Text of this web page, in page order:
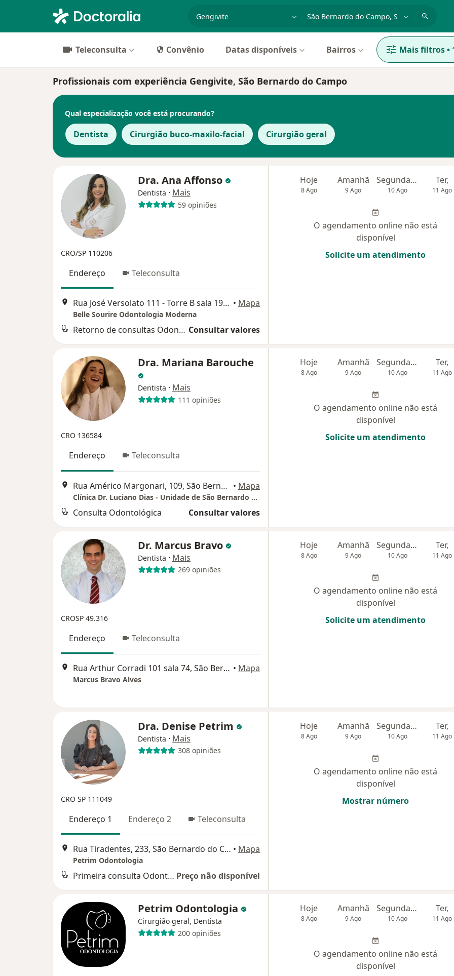
Teleconsulta Convênio Datas disponíveis Bairros Mais filtros•
Profissionais com experiência Gengivite, São Bernardo do Campo
Qual especialização você está procurando?
Dentista Cirurgião buco-maxilo-facial Cirurgião geral
Dra. Ana Affonso
Dentista · Mais
59 opiniões
CRO/SP 110206
Endereço Teleconsulta
Rua José Versolato 111 - Torre B sala 1915, São Bernardo do Campo • Mapa
Belle Sourire Odontologia Moderna
Retorno de consultas Odontologia Consultar valores
Hoje
8 Ago
Amanhã
9 Ago
Segunda-feira
10 Ago
Ter,
11 Ago
O agendamento online não está
disponível
Solicite um atendimento
Dra. Mariana Barouche
Dentista · Mais
111 opiniões
CRO 136584
Endereço Teleconsulta
Rua Américo Margonari, 109, São Bernardo do Campo • Mapa
Clínica Dr. Luciano Dias - Unidade de São Bernardo do Campo
Consulta Odontológica Consultar valores
Hoje
8 Ago
Amanhã
9 Ago
Segunda-feira
10 Ago
Ter,
11 Ago
O agendamento online não está
disponível
Solicite um atendimento
Dr. Marcus Bravo
Dentista · Mais
269 opiniões
CROSP 49.316
Endereço Teleconsulta
Rua Arthur Corradi 101 sala 74, São Bernardo do Campo • Mapa
Marcus Bravo Alves
Hoje
8 Ago
Amanhã
9 Ago
Segunda-feira
10 Ago
Ter,
11 Ago
O agendamento online não está
disponível
Solicite um atendimento
Dra. Denise Petrim
Dentista · Mais
308 opiniões
CRO SP 111049
Endereço 1 Endereço 2 Teleconsulta
Rua Tiradentes, 233, São Bernardo do Campo • Mapa
Petrim Odontologia
Primeira consulta Odontológica Preço não disponível
Hoje
8 Ago
Amanhã
9 Ago
Segunda-feira
10 Ago
Ter,
11 Ago
O agendamento online não está
disponível
Mostrar número
Petrim Odontologia
Cirurgião geral, Dentista
200 opiniões
Hoje
8 Ago
Amanhã
9 Ago
Segunda-feira
10 Ago
Ter,
11 Ago
O agendamento online não está
disponível